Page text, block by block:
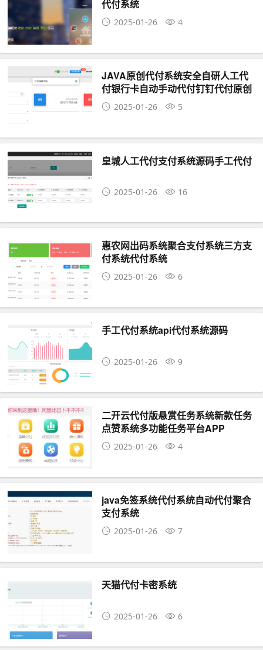
代付系统
2025-01-26 4
JAVA原创代付系统安全自研人工代
付银行卡自动手动代付钉钉代付原创
系 2025-01-26 5
皇城人工代付支付系统源码手工代付
2025-01-26 16
惠农网出码系统聚合支付系统三方支
付系统代付系统
2025-01-26 6
手工代付系统api代付系统源码
2025-01-26 9
二开云代付版悬赏任务系统新款任务
点赞系统多功能任务平台APP
2025-01-26 4
java免签系统代付系统自动代付聚合
支付系统
2025-01-26 7
天猫代付卡密系统
2025-01-26 6